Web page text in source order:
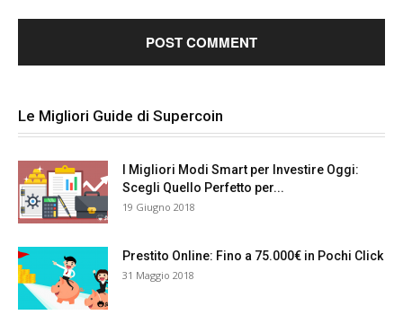
Le Migliori Guide di Supercoin
I Migliori Modi Smart per Investire Oggi:
Scegli Quello Perfetto per...
19 Giugno 2018
Prestito Online: Fino a 75.000€ in Pochi Click
31 Maggio 2018